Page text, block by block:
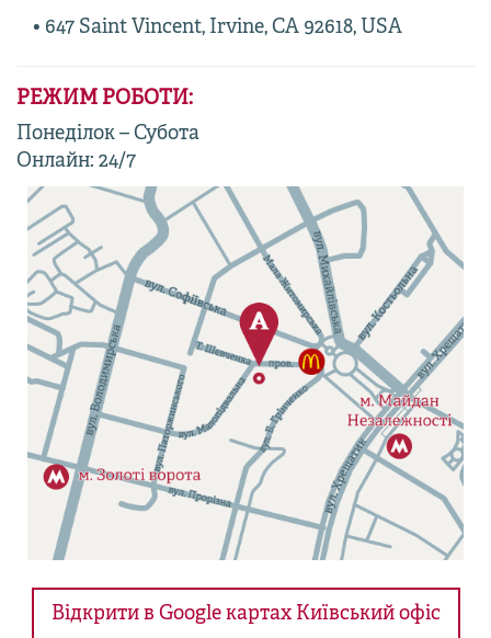
• 647 Saint Vincent, Irvine, CA 92618, USA
РЕЖИМ РОБОТИ:
Понеділок – Субота
Онлайн: 24/7
Відкрити в Google картах Київський офіс